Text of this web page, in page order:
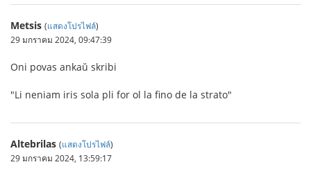
Metsis (แสดงโปรไฟล์)
29 มกราคม 2024, 09:47:39
Oni povas ankaŭ skribi
"Li neniam iris sola pli for ol la fino de la strato"
Altebrilas (แสดงโปรไฟล์)
29 มกราคม 2024, 13:59:17